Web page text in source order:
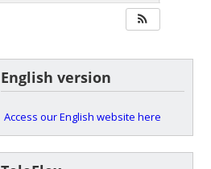
English version
Access our English website here